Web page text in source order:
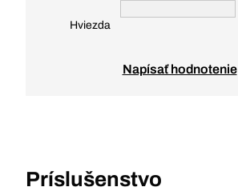
Hviezda
Napísať hodnotenie
Príslušenstvo